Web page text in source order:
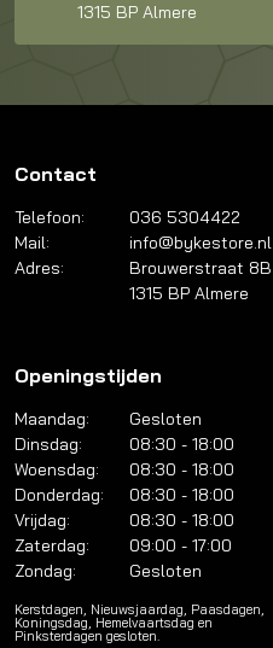
1315 BP Almere
Contact
Telefoon:
036 5304422
Mail:
info@bykestore.nl
Adres:
Brouwerstraat 8B
1315 BP Almere
Openingstijden
Maandag:
Gesloten
Dinsdag:
08:30 - 18:00
Woensdag:
08:30 - 18:00
Donderdag:
08:30 - 18:00
Vrijdag:
08:30 - 18:00
Zaterdag:
09:00 - 17:00
Zondag:
Gesloten
Kerstdagen, Nieuwsjaardag, Paasdagen,
Koningsdag, Hemelvaartsdag en
Pinksterdagen gesloten.